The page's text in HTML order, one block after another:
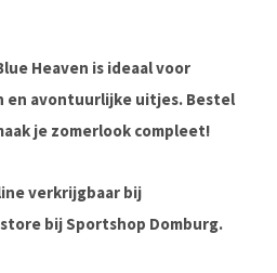
Heaven is ideaal voor
en avontuurlijke uitjes. Bestel
je zomerlook compleet!
verkrijgbaar bij
bij Sportshop Domburg.